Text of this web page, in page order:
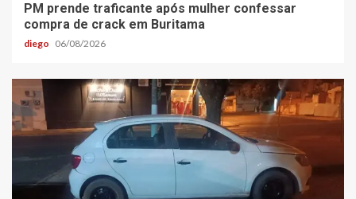
PM prende traficante após mulher confessar
compra de crack em Buritama
diego 06/08/2026